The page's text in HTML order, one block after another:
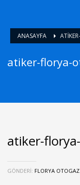
ANASAYFA
atiker-florya-
atiker-
GÖNDERI: FLORYA OTOGAZ